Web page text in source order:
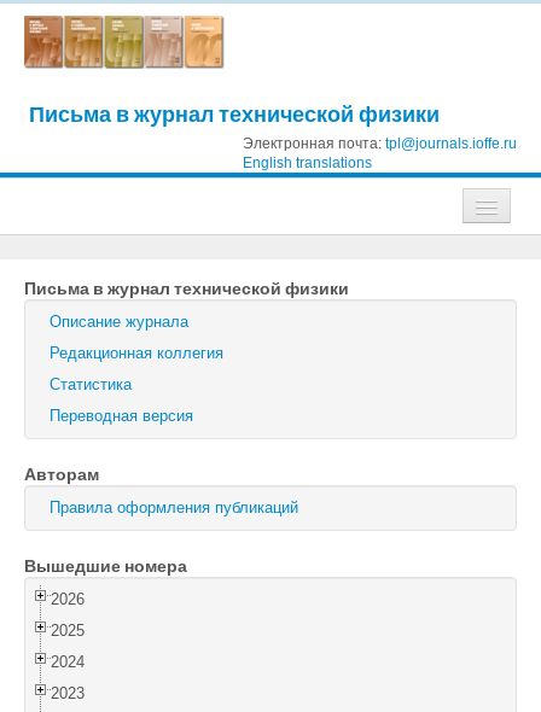
Письма в журнал технической физики
Электронная почта: tpl@journals.ioffe.ru
English translations
Журнал технической физики
Письма в Журнал технической физики
Физика твердого тела
Физика и техника полупроводников
Оптика и спектроскопия
Поиск
Войти
Письма в журнал технической физики
Описание журнала
Редакционная коллегия
Статистика
Переводная версия
Авторам
Правила оформления публикаций
Вышедшие номера
2026
2025
2024
2023